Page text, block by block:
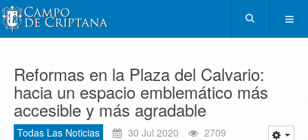
Reformas en la Plaza del Calvario:
hacia un espacio emblemático más
accesible y más agradable
Todas Las Noticias 30 Jul 2020 2709